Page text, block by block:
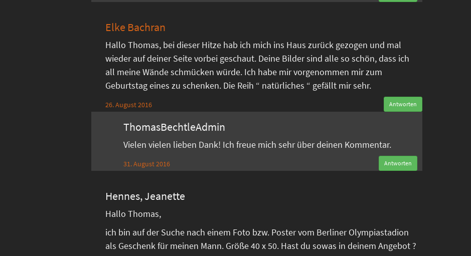
Elke Bachran
Hallo Thomas, bei dieser Hitze hab ich mich ins Haus zurück gezogen und mal
wieder auf deiner Seite vorbei geschaut. Deine Bilder sind alle so schön, dass ich
all meine Wände schmücken würde. Ich habe mir vorgenommen mir zum
Geburtstag eines zu schenken. Die Reih “ natürliches “ gefällt mir sehr.
26. August 2016 Antworten
ThomasBechtleAdmin
Vielen vielen lieben Dank! Ich freue mich sehr über deinen Kommentar.
31. August 2016 Antworten
Hennes, Jeanette
Hallo Thomas,
ich bin auf der Suche nach einem Foto bzw. Poster vom Berliner Olympiastadion
als Geschenk für meinen Mann. Größe 40 x 50. Hast du sowas in deinem Angebot ?